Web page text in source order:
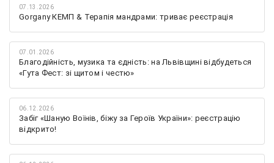
07.13.2026
Gorgany КЕМП & Терапія мандрами: триває реєстрація
07.01.2026
Благодійність, музика та єдність: на Львівщині відбудеться
«Гута Фест: зі щитом і честю»
06.12.2026
Забіг «Шаную Воїнів, біжу за Героїв України»: реєстрацію
відкрито!